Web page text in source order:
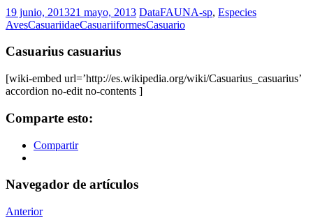
19 junio, 201321 mayo, 2013 DataFAUNA-sp, Especies
AvesCasuariidaeCasuariiformesCasuario
Casuarius casuarius
[wiki-embed url=’http://es.wikipedia.org/wiki/Casuarius_casuarius’
accordion no-edit no-contents ]
Comparte esto:
Compartir
Navegador de artículos
Anterior